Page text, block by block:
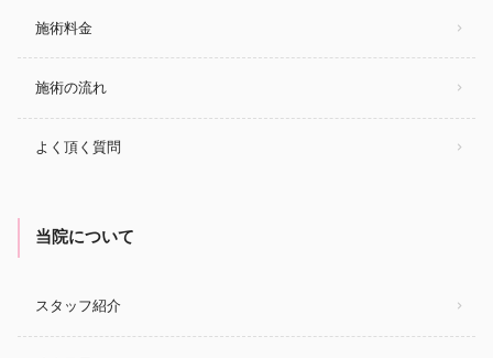
施術料金
施術の流れ
よく頂く質問
当院について
スタッフ紹介